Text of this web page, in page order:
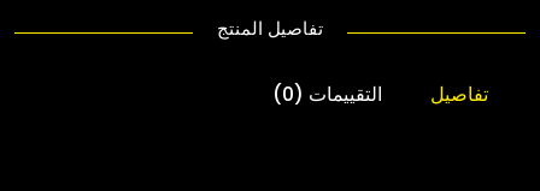
تفاصيل المنتج
تفاصيل التقييمات (0)